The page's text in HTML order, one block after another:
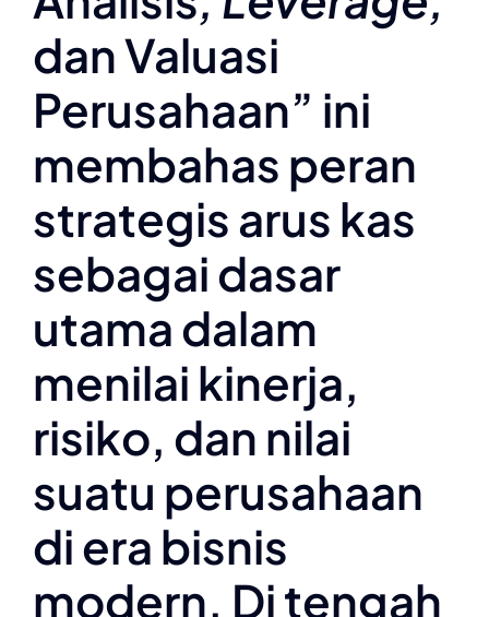
dan Valuasi
Perusahaan” ini
membahas peran
strategis arus kas
sebagai dasar
utama dalam
menilai kinerja,
risiko, dan nilai
suatu perusahaan
di era bisnis
modern. Di tengah